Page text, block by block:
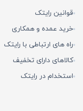
قوانین رایتک
خرید عمده و همکاری
راه های ارتباطی با رایتک
کالاهای دارای تخفیف
استخدام در رایتک